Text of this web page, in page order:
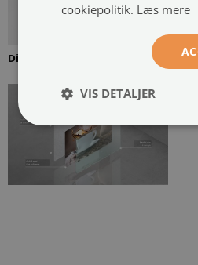
Digitalprint i høj opløsning
cookiepolitik. Læs mere
VIS DETALJER